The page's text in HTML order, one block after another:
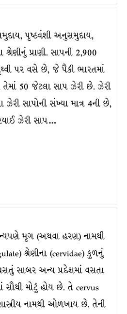
પૃષ્ઠવંશી અનુસમુદાય,
પ્રાણી. સાપની 2,900
પર વસે છે, જે પૈકી ભારતમાં
50 જેટલા સાપ ઝેરી છે. ઝેરી
સાપોની સંખ્યા માત્ર 4ની છે,
ઝેરી સાપ…
મૃગ (અથવા હરણ) નામથી
શ્રેણીના (cervidae) કુળનું
સાબર અન્ય પ્રદેશમાં વસતા
સૌથી મોટું હોય છે. તે cervus
નામથી ઓળખાય છે. તેની